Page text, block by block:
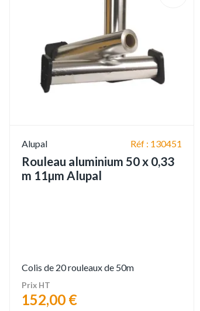
Alupal Réf : 130451
Rouleau aluminium 50 x 0,33
m 11µm Alupal
Colis de 20 rouleaux de 50m
Prix HT
152,00 €